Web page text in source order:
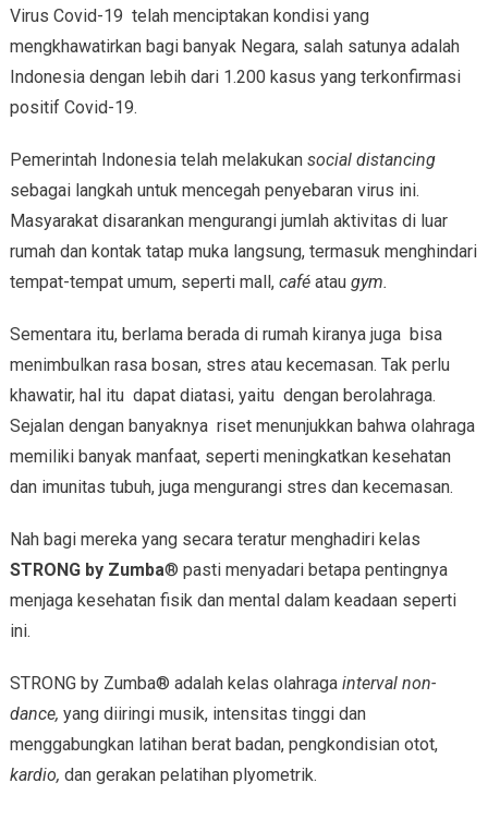
Virus Covid-19 telah menciptakan kondisi yang
mengkhawatirkan bagi banyak Negara, salah satunya adalah
Indonesia dengan lebih dari 1.200 kasus yang terkonfirmasi
positif Covid-19.
Pemerintah Indonesia telah melakukan social distancing
sebagai langkah untuk mencegah penyebaran virus ini.
Masyarakat disarankan mengurangi jumlah aktivitas di luar
rumah dan kontak tatap muka langsung, termasuk menghindari
tempat-tempat umum, seperti mall, café atau gym.
Sementara itu, berlama berada di rumah kiranya juga bisa
menimbulkan rasa bosan, stres atau kecemasan. Tak perlu
khawatir, hal itu dapat diatasi, yaitu dengan berolahraga.
Sejalan dengan banyaknya riset menunjukkan bahwa olahraga
memiliki banyak manfaat, seperti meningkatkan kesehatan
dan imunitas tubuh, juga mengurangi stres dan kecemasan.
Nah bagi mereka yang secara teratur menghadiri kelas
STRONG by Zumba® pasti menyadari betapa pentingnya
menjaga kesehatan fisik dan mental dalam keadaan seperti
ini.
STRONG by Zumba® adalah kelas olahraga interval non-
dance, yang diiringi musik, intensitas tinggi dan
menggabungkan latihan berat badan, pengkondisian otot,
kardio, dan gerakan pelatihan plyometrik.